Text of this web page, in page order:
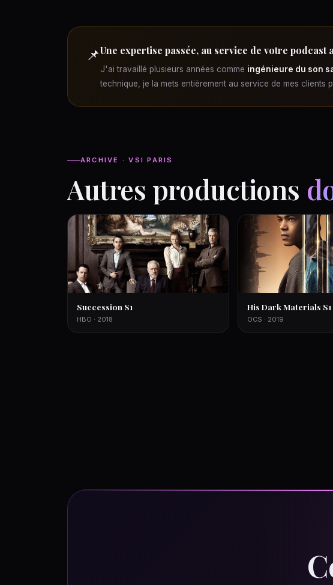
📌Une expertise passée, au service de votre podcast
J'ai travaillé plusieurs années comme ingénieure du son
technique, je la mets entièrement au service de mes clients
ARCHIVE · VSI PARIS
Autres productions
Succession S1
HBO · 2018
His Dark Materials S1
OCS · 2019